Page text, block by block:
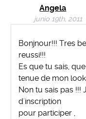
Angela
junio 19th, 2011
Bonjnour!!! Tres
reussi!!!
Es que tu sais,
tenue de mon
Non tu sais pas !!!
d'inscription
pour participer ,